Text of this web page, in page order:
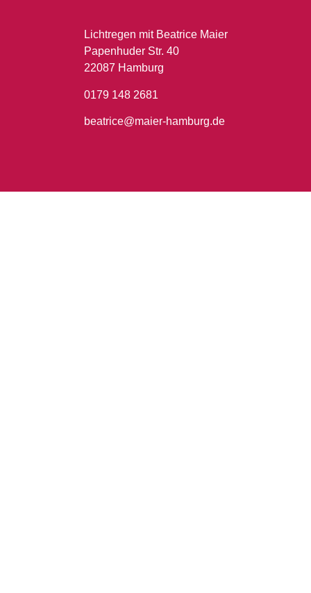
Lichtregen mit Beatrice Maier
Papenhuder Str. 40
22087 Hamburg
0179 148 2681
beatrice@maier-hamburg.de